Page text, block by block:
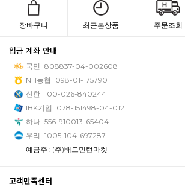
장바구니 최근본상품 주문조회
입금 계좌 안내
국민 808837-04-002608
NH농협
098-01-175790
신한 100-026-840244
IBK기업
078-151498-04-012
하나 556-910013-65404
우리 1005-104-697287
예금주 : (주)배드민턴마켓
고객만족센터